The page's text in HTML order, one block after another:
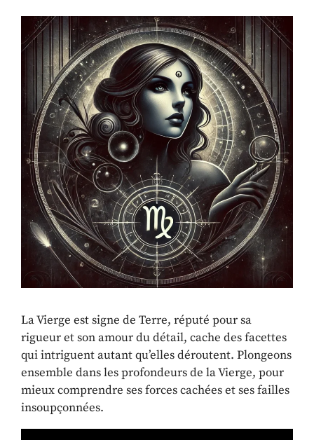
La Vierge est signe de Terre, réputé pour sa
rigueur et son amour du détail, cache des facettes
qui intriguent autant qu’elles déroutent. Plongeons
ensemble dans les profondeurs de la Vierge, pour
mieux comprendre ses forces cachées et ses failles
insoupçonnées.